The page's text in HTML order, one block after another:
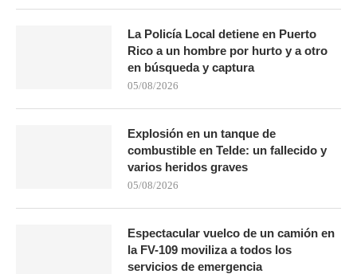
La Policía Local detiene en Puerto
Rico a un hombre por hurto y a otro
en búsqueda y captura
05/08/2026
Explosión en un tanque de
combustible en Telde: un fallecido y
varios heridos graves
05/08/2026
Espectacular vuelco de un camión en
la FV-109 moviliza a todos los
servicios de emergencia